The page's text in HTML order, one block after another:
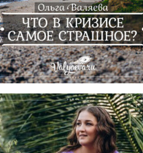
Что В Кризисе Самое
Страшное?